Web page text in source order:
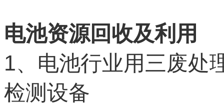
电池资源回收及利用
1、电池行业用三废处
检测设备